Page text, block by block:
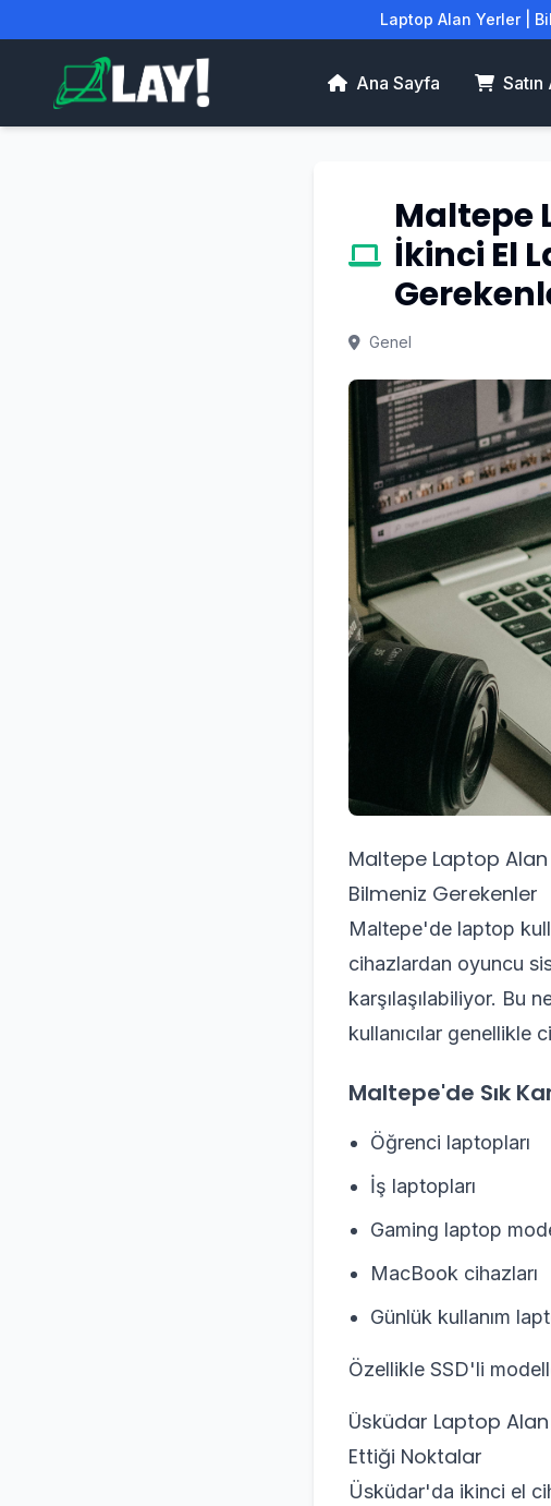
Laptop Alan Yerler |
Ana Sayfa Satın
Maltepe
İkinci El
Genel
Maltepe Laptop Alan
Bilmeniz Gerekenler
Maltepe'de laptop
cihazlardan oyuncu
karşılaşılabiliyor. Bu
kullanıcılar genellikle
Maltepe'de Sık
Öğrenci laptopları
İş laptopları
Gaming laptop
MacBook cihazları
Günlük kullanım
Özellikle SSD'li
Üsküdar Laptop
Ettiği Noktalar
Üsküdar'da ikinci el